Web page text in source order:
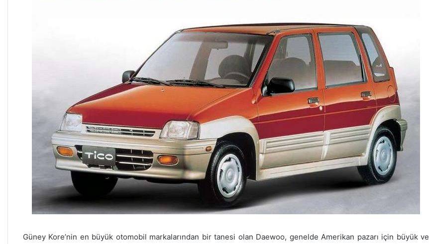
Güney Kore’nin en büyük otomobil markalarından bir tanesi olan Daewoo, genelde Amerikan pazarı için büyük ve